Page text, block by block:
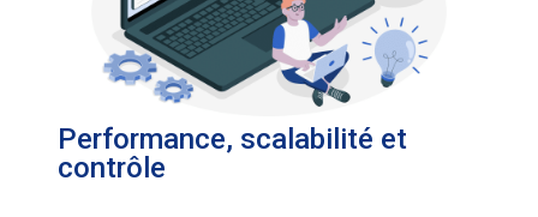
Performance, scalabilité et
contrôle